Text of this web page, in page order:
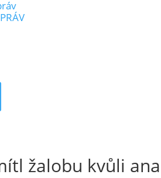
žalobu kvůli